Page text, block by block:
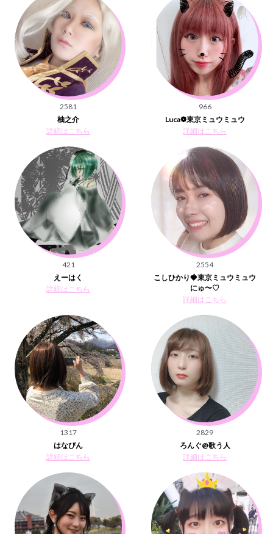
2581
柚之介
詳細はこちら
966
Luca❁東京ミュウミュウ
詳細はこちら
421
えーはく
詳細はこちら
2554
こしひかり🍓東京ミュウミュウ
にゅ〜♡
詳細はこちら
1317
はなぴん
詳細はこちら
2829
ろんぐ@歌う人
詳細はこちら